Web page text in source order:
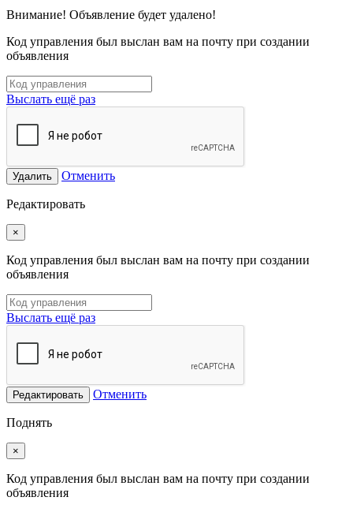
Внимание! Объявление будет удалено!
Код управления был выслан вам на почту при создании
объявления
Выслать ещё раз
Удалить Отменить
Редактировать
×
Код управления был выслан вам на почту при создании
объявления
Выслать ещё раз
Редактировать Отменить
Поднять
×
Код управления был выслан вам на почту при создании
объявления